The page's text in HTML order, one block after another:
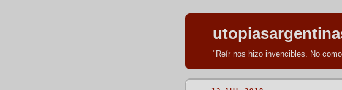
"Reír nos hizo invencibles. No